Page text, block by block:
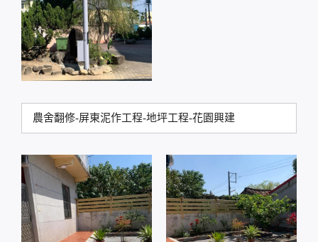
農舍翻修-屏東泥作工程-地坪工程-花園興建